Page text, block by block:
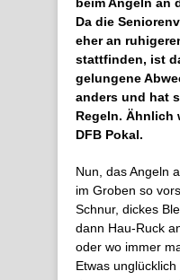
Da die
eher an
stattfinden, ist
gelungene
anders und hat
Regeln. Ähnlich
DFB Pokal.
Nun, das Angeln
im Groben so
Schnur, dickes
dann Hau-Ruck
oder wo immer
Etwas